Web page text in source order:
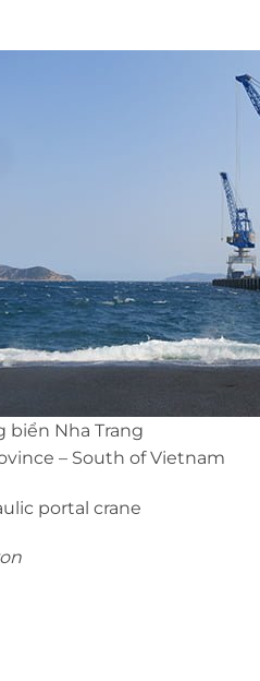
biển Nha Trang
– South of Vietnam
portal crane